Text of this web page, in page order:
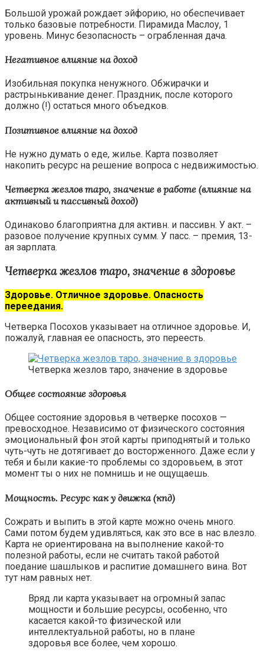
Большой урожай рождает эйфорию, но обеспечивает
только базовые потребности. Пирамида Маслоу, 1
уровень. Минус безопасность – ограбленная дача.
Негативное влияние на доход
Изобильная покупка ненужного. Обжирачки и
растрынькивание денег. Праздник, после которого
должно (!) остаться много объедков.
Позитивное влияние на доход
Не нужно думать о еде, жилье. Карта позволяет
накопить ресурс на решение вопроса с недвижимостью.
Четверка жезлов таро, значение в работе (влияние на
активный и пассивный доход)
Одинаково благоприятна для активн. и пассивн. У акт. –
разовое получение крупных сумм. У пасс. – премия, 13-
ая зарплата.
Четверка жезлов таро, значение в здоровье
Здоровье. Отличное здоровье. Опасность
переедания.
Четверка Посохов указывает на отличное здоровье. И,
пожалуй, главная ее опасность, это переесть.
Четверка жезлов таро, значение в здоровье
Общее состояние здоровья
Общее состояние здоровья в четверке посохов —
превосходное. Независимо от физического состояния
эмоциональный фон этой карты приподнятый и только
чуть-чуть не дотягивает до восторженного. Даже если у
тебя и были какие-то проблемы со здоровьем, в этот
момент ты о них не помнишь и не ощущаешь.
Мощность. Ресурс как у движка (кпд)
Сожрать и выпить в этой карте можно очень много.
Сами потом будем удивляться, как это все в нас влезло.
Карта не ориентирована на выполнение какой-то
полезной работы, если не считать такой работой
поедание шашлыков и распитие домашнего вина. Вот
тут нам равных нет.
Вряд ли карта указывает на огромный запас
мощности и большие ресурсы, особенно, что
касается какой-то физической или
интеллектуальной работы, но в плане
здоровья все более, чем хорошо.